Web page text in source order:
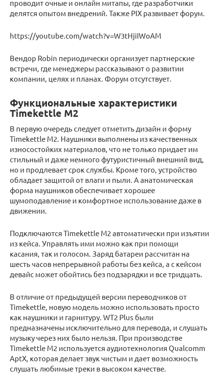
проводит очные и онлайн митапы, где разработчики
делятся опытом внедрений. Также PIX развивает форум.
https://youtube.com/watch?v=W3tHjiIWoAM
Вендор Robin периодически организует партнерские
встречи, где менеджеры рассказывают о развитии
компании, целях и планах. Форум отсутствует.
Функциональные характеристики
Timekettle M2
В первую очередь следует отметить дизайн и форму
Timekettle M2. Наушники выполнены из качественных
износостойких материалов, что не только придает им
стильный и даже немного футуристичный внешний вид,
но и продлевает срок службы. Кроме того, устройство
обладает защитой от влаги и пыли. А анатомическая
форма наушников обеспечивает хорошее
шумоподавление и комфортное использование даже в
движении.
Подключаются Timekettle M2 автоматически при изъятии
из кейса. Управлять ими можно как при помощи
касания, так и голосом. Заряд батареи рассчитан на
шесть часов непрерывной работы без кейса, а с кейсом
девайс может обойтись без подзарядки и все тридцать.
В отличие от предыдущей версии переводчиков от
Timekettle, новую модель можно использовать просто
как наушники и гарнитуру. WT2 Plus были
предназначены исключительно для перевода, и слушать
музыку через них было нельзя. При производстве
Timekettle M2 используется аудиотехнология Qualcomm
AptX, которая делает звук чистым и дает возможность
слушать любимые треки в высоком качестве.